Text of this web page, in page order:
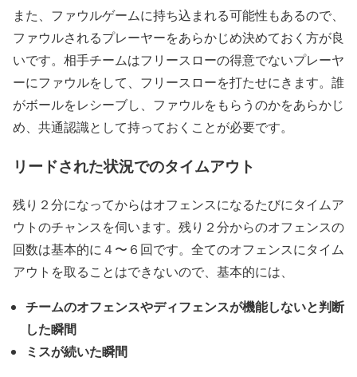
また、ファウルゲームに持ち込まれる可能性もあるので、
ファウルされるプレーヤーをあらかじめ決めておく方が良
いです。相手チームはフリースローの得意でないプレーヤ
ーにファウルをして、フリースローを打たせにきます。誰
がボールをレシーブし、ファウルをもらうのかをあらかじ
め、共通認識として持っておくことが必要です。
リードされた状況でのタイムアウト
残り２分になってからはオフェンスになるたびにタイムア
ウトのチャンスを伺います。残り２分からのオフェンスの
回数は基本的に４〜６回です。全てのオフェンスにタイム
アウトを取ることはできないので、基本的には、
チームのオフェンスやディフェンスが機能しないと判断
した瞬間
ミスが続いた瞬間